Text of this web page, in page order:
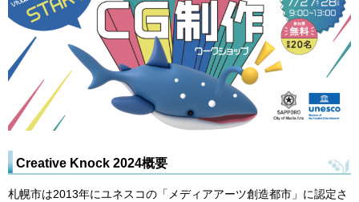
Creative Knock 2024概要
札幌市は2013年にユネスコの「メディアアーツ創造都市」に認定さ